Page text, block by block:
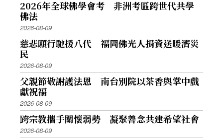
2026年全球佛學會考 非洲考區跨世代共學
佛法
2026-08-09
慈悲願行馳援八代 福岡佛光人捐資送暖濟災
民
2026-08-09
父親節敬謝護法恩 南台別院以茶香與掌中戲
獻祝福
2026-08-09
跨宗教攜手關懷弱勢 凝聚善念共建希望社會
2026-08-09